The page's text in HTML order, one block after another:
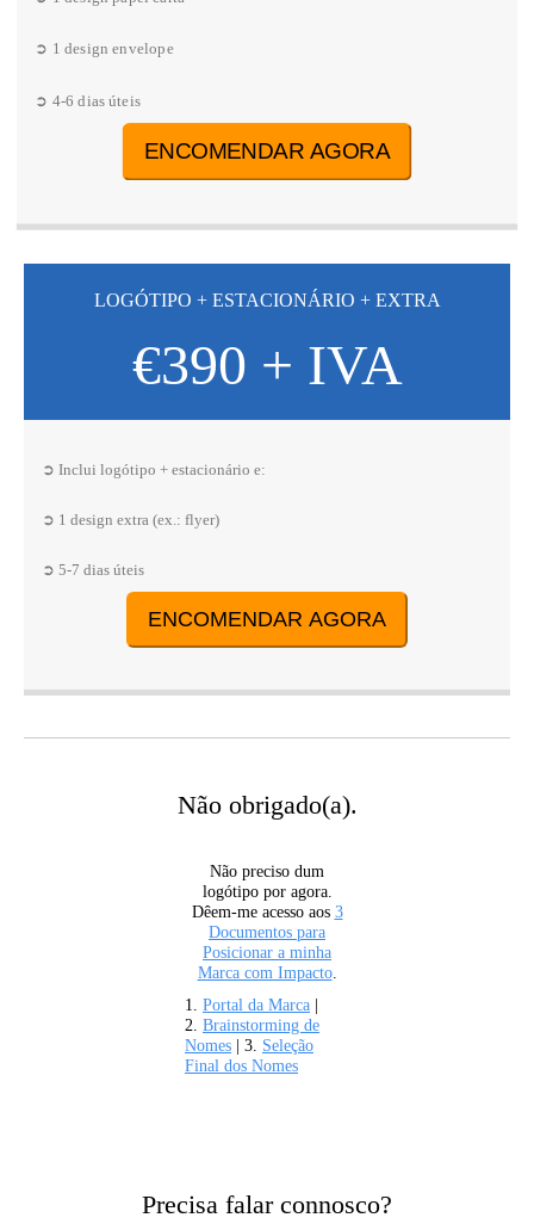
➲ 1 design envelope
➲ 4-6 dias úteis
ENCOMENDAR AGORA
LOGÓTIPO + ESTACIONÁRIO + EXTRA
€390 + IVA
➲ Inclui logótipo + estacionário e:
➲ 1 design extra (ex.: flyer)
➲ 5-7 dias úteis
ENCOMENDAR AGORA
Não obrigado(a).
Não preciso dum
logótipo por agora.
Dêem-me acesso aos 3
Documentos para
Posicionar a minha
Marca com Impacto.
1. Portal da Marca
2. Brainstorming de
Nomes | 3. Seleção
Final dos Nomes
Precisa falar connosco?